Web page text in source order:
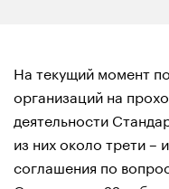
На текущий момент
организаций на
деятельности
из них около трети
соглашения по